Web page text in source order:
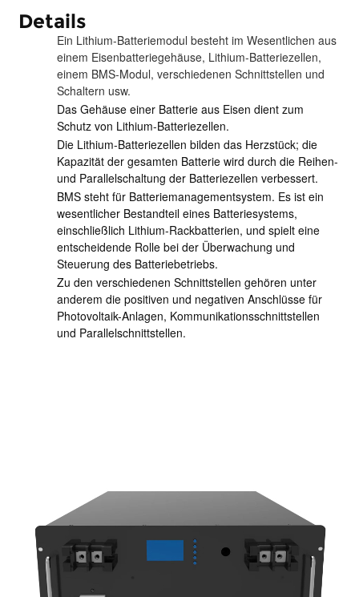
Details
Ein Lithium-Batteriemodul besteht im Wesentlichen aus
einem Eisenbatteriegehäuse, Lithium-Batteriezellen,
einem BMS-Modul, verschiedenen Schnittstellen und
Schaltern usw.
Das Gehäuse einer Batterie aus Eisen dient zum
Schutz von Lithium-Batteriezellen.
Die Lithium-Batteriezellen bilden das Herzstück; die
Kapazität der gesamten Batterie wird durch die Reihen-
und Parallelschaltung der Batteriezellen verbessert.
BMS steht für Batteriemanagementsystem. Es ist ein
wesentlicher Bestandteil eines Batteriesystems,
einschließlich Lithium-Rackbatterien, und spielt eine
entscheidende Rolle bei der Überwachung und
Steuerung des Batteriebetriebs.
Zu den verschiedenen Schnittstellen gehören unter
anderem die positiven und negativen Anschlüsse für
Photovoltaik-Anlagen, Kommunikationsschnittstellen
und Parallelschnittstellen.